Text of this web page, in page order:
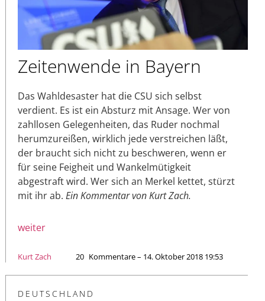
Zeitenwende in Bayern
Das Wahldesaster hat die CSU sich selbst
verdient. Es ist ein Absturz mit Ansage. Wer von
zahllosen Gelegenheiten, das Ruder nochmal
herumzureißen, wirklich jede verstreichen läßt,
der braucht sich nicht zu beschweren, wenn er
für seine Feigheit und Wankelmütigkeit
abgestraft wird. Wer sich an Merkel kettet, stürzt
mit ihr ab. Ein Kommentar von Kurt Zach.
weiter
Kurt Zach 20 Kommentare – 14. Oktober 2018 19:53
DEUTSCHLAND